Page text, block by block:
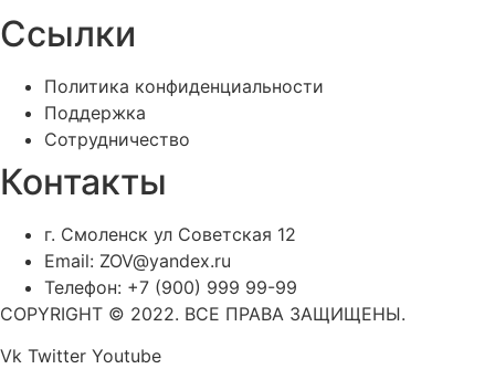
Ссылки
Политика конфиденциальности
Поддержка
Сотрудничество
Контакты
г. Смоленск ул Советская 12
Email: ZOV@yandex.ru
Телефон: +7 (900) 999 99-99
COPYRIGHT © 2022. ВСЕ ПРАВА ЗАЩИЩЕНЫ.
Vk Twitter Youtube